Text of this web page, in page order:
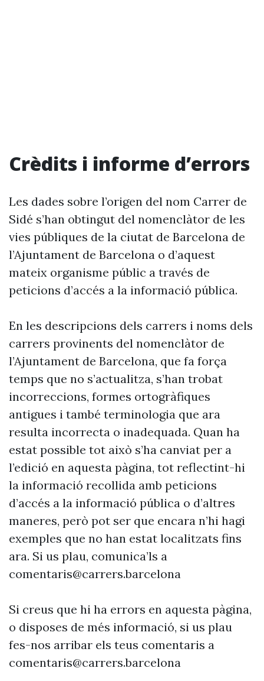
Crèdits i informe d’errors
Les dades sobre l’origen del nom Carrer de
Sidé s’han obtingut del nomenclàtor de les
vies públiques de la ciutat de Barcelona de
l’Ajuntament de Barcelona o d’aquest
mateix organisme públic a través de
peticions d’accés a la informació pública.
En les descripcions dels carrers i noms dels
carrers provinents del nomenclàtor de
l’Ajuntament de Barcelona, que fa força
temps que no s’actualitza, s’han trobat
incorreccions, formes ortogràfiques
antigues i també terminologia que ara
resulta incorrecta o inadequada. Quan ha
estat possible tot això s’ha canviat per a
l’edició en aquesta pàgina, tot reflectint-hi
la informació recollida amb peticions
d’accés a la informació pública o d’altres
maneres, però pot ser que encara n’hi hagi
exemples que no han estat localitzats fins
ara. Si us plau, comunica’ls a
comentaris@carrers.barcelona
Si creus que hi ha errors en aquesta pàgina,
o disposes de més informació, si us plau
fes-nos arribar els teus comentaris a
comentaris@carrers.barcelona